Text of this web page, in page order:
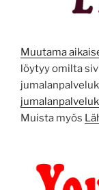
Muutama
löytyy omilta
Muista myös